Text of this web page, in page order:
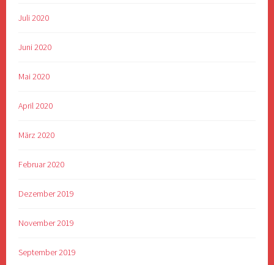
Juli 2020
Juni 2020
Mai 2020
April 2020
März 2020
Februar 2020
Dezember 2019
November 2019
September 2019